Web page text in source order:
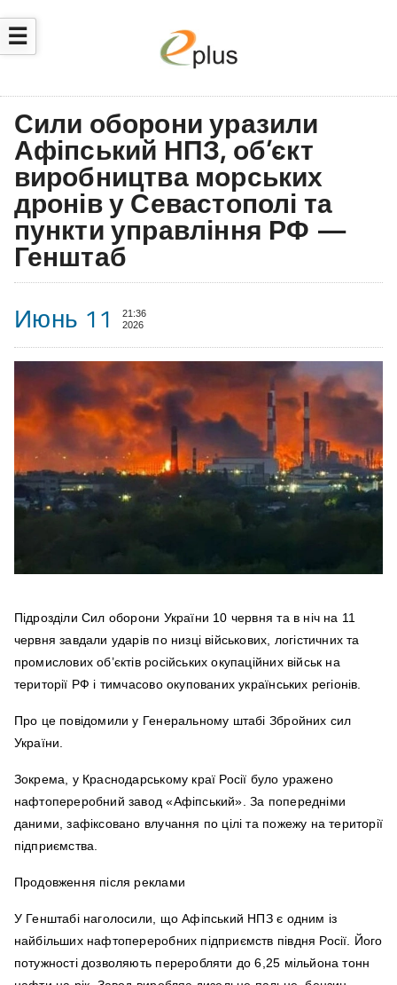
☰
Сили оборони уразили
Афіпський НПЗ, об’єкт
виробництва морських
дронів у Севастополі та
пункти управління РФ —
Генштаб
Июнь 11
21:36
2026
Підрозділи Сил оборони України 10 червня та в ніч на 11
червня завдали ударів по низці військових, логістичних та
промислових об’єктів російських окупаційних військ на
території РФ і тимчасово окупованих українських регіонів.
Про це повідомили у Генеральному штабі Збройних сил
України.
Зокрема, у Краснодарському краї Росії було уражено
нафтопереробний завод «Афіпський». За попередніми
даними, зафіксовано влучання по цілі та пожежу на території
підприємства.
Продовження після реклами
У Генштабі наголосили, що Афіпський НПЗ є одним із
найбільших нафтопереробних підприємств півдня Росії. Його
потужності дозволяють переробляти до 6,25 мільйона тонн